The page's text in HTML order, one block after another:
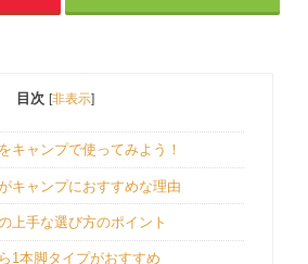
目次 [非表示]
キャンプで使ってみよう！
キャンプにおすすめな理由
上手な選び方のポイント
1本脚タイプがおすすめ